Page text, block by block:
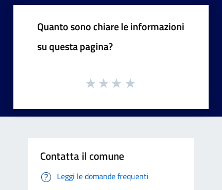
Quanto sono chiare le informazioni
su questa pagina?
Contatta il comune
Leggi le domande frequenti